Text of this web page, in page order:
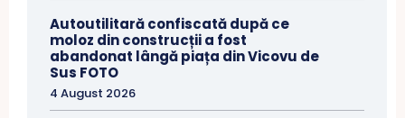
Autoutilitară confiscată după ce
moloz din construcții a fost
abandonat lângă piața din Vicovu de
Sus FOTO
4 August 2026